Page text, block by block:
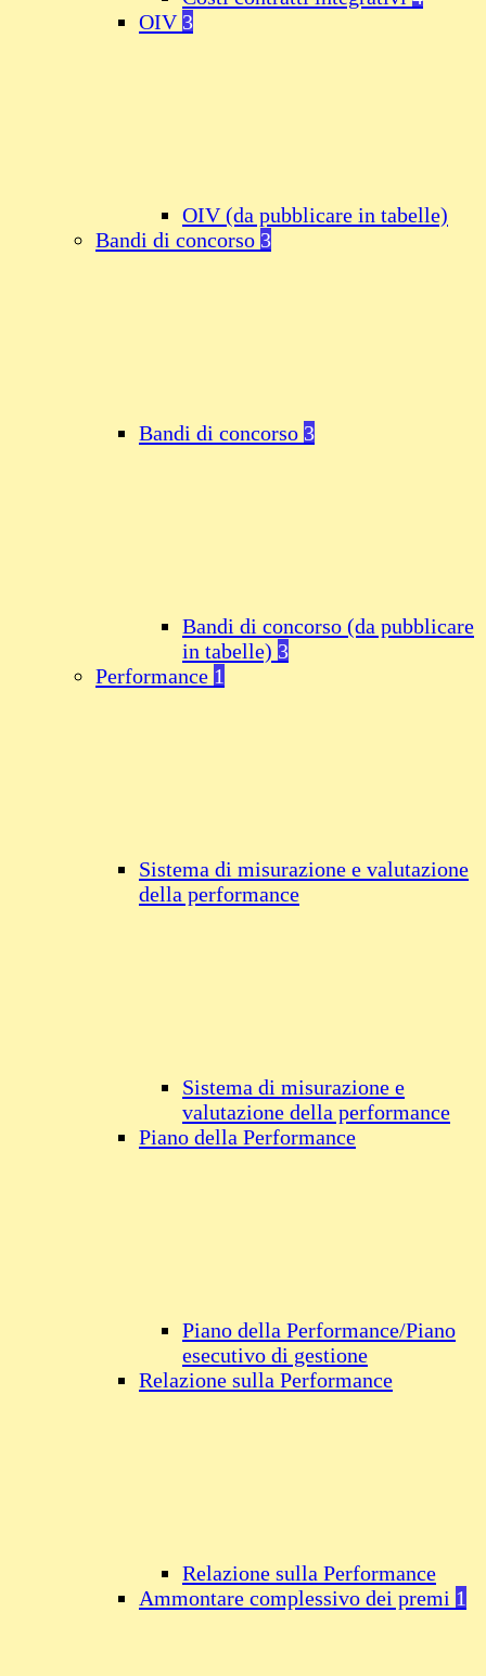
OIV 3
OIV (da pubblicare in tabelle)
Bandi di concorso 3
Bandi di concorso 3
Bandi di concorso (da pubblicare
in tabelle) 3
Performance 1
Sistema di misurazione e valutazione
della performance
Sistema di misurazione e
valutazione della performance
Piano della Performance
Piano della Performance/Piano
esecutivo di gestione
Relazione sulla Performance
Relazione sulla Performance
Ammontare complessivo dei premi 1